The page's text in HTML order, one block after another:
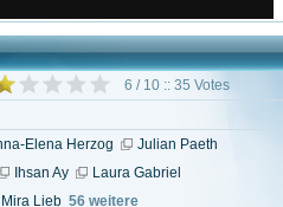
6 / 10 :: 35 Votes
Elena Herzog
Julian Paeth
Ihsan Ay
Laura Gabriel
Mira Lieb 56 weitere